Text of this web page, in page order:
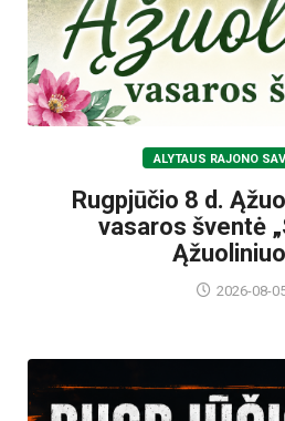
ALYTAUS RAJONO
Rugpjūčio 8 d.
vasaros šventė
2026-08-